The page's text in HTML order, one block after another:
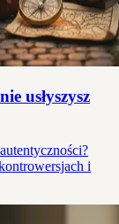
usłyszysz
i